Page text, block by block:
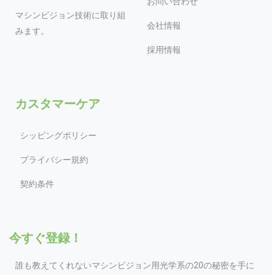
マシンビジョン技術に取り組
みます。
会社情報
採用情報
カスタマーケア
シッピングポリシー
プライバシー規約
契約条件
今すぐ登録！
誰も教えてくれないマシンビジョン用光学系の20の秘密を手に